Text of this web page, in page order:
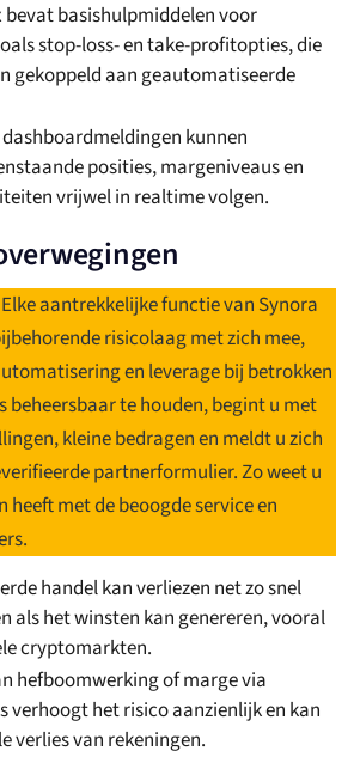
bevat basishulpmiddelen voor
stop-loss- en take-profitopties, die
gekoppeld aan geautomatiseerde
kunnen
posities, margeniveaus en
vrijwel in realtime volgen.
Elke aantrekkelijke functie van Synora
risicolaag met zich mee,
en leverage bij betrokken
beheersbaar te houden, begint u met
kleine bedragen en meldt u zich
partnerformulier. Zo weet u
heeft met de beoogde service en
handel kan verliezen net zo snel
als het winsten kan genereren, vooral
cryptomarkten.
hefboomwerking of marge via
verhoogt het risico aanzienlijk en kan
verlies van rekeningen.